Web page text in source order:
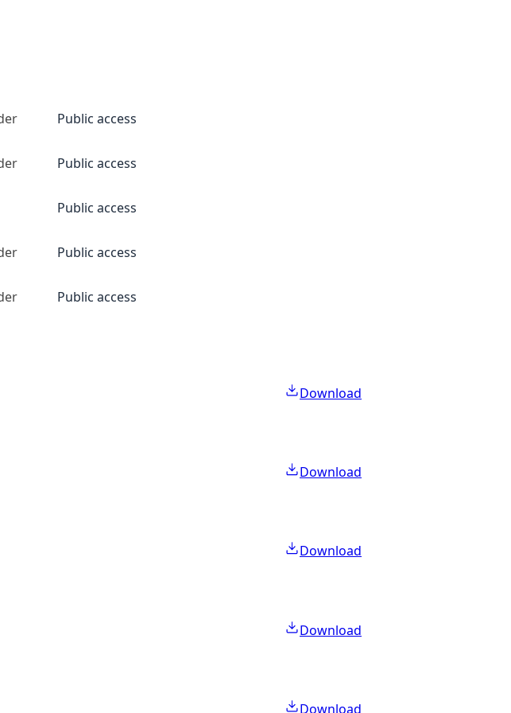
Public access
Public access
Public access
Public access
Public access
Download
Download
Download
Download
Download